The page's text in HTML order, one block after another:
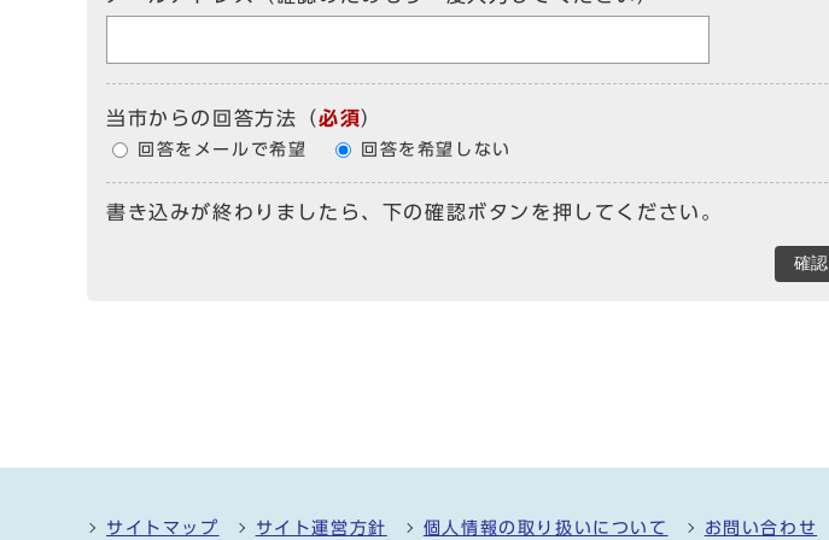
当市からの回答方法 （必須）
回答をメールで希望 回答を希望しない
書き込みが終わりましたら、下の確認ボタンを押してください。
確認
サイトマップ サイト運営方針 個人情報の取り扱いについて お問い合わせ